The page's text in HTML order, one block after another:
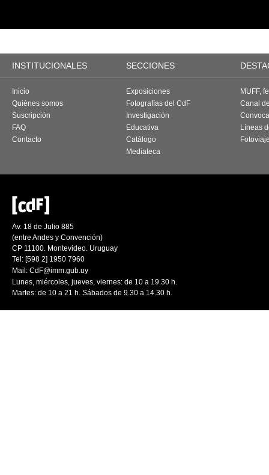
INSTITUCIONALES SECCIONES
Inicio
Quiénes somos
Suscripción
FAQ
Contacto
Exposiciones
Fotografías del CdF
Investigación
Educativa
Catálogo
Mediateca
MUFF,
Canal
Líneas
Av. 18 de Julio 885
(entre Andes y Convención)
CP 11100. Montevideo. Uruguay
Tel: [598 2] 1950 7960
Mail: CdF@imm.gub.uy
Lunes, miércoles, jueves, viernes: de 10 a 19.30 h.
Martes: de 10 a 21 h. Sábados de 9.30 a 14.30 h.